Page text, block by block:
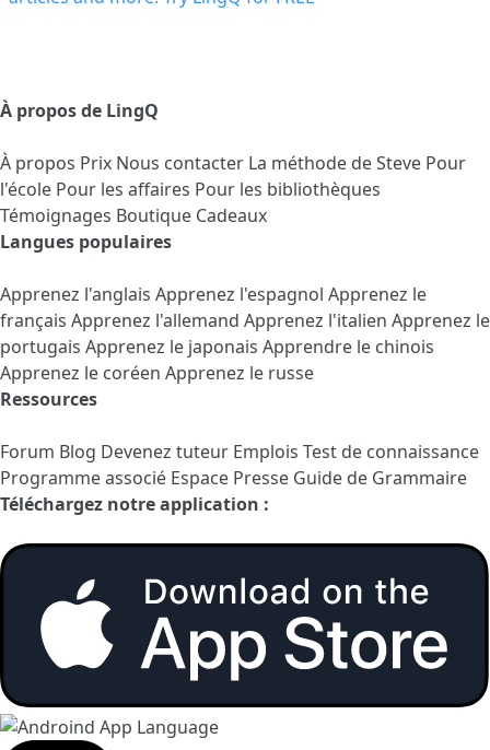
À propos de LingQ
À propos Prix Nous contacter La méthode de Steve Pour
l'école Pour les affaires Pour les bibliothèques
Témoignages Boutique Cadeaux
Langues populaires
Apprenez l'anglais Apprenez l'espagnol Apprenez le
français Apprenez l'allemand Apprenez l'italien Apprenez le
portugais Apprenez le japonais Apprendre le chinois
Apprenez le coréen Apprenez le russe
Ressources
Forum Blog Devenez tuteur Emplois Test de connaissance
Programme associé Espace Presse Guide de Grammaire
Téléchargez notre application :